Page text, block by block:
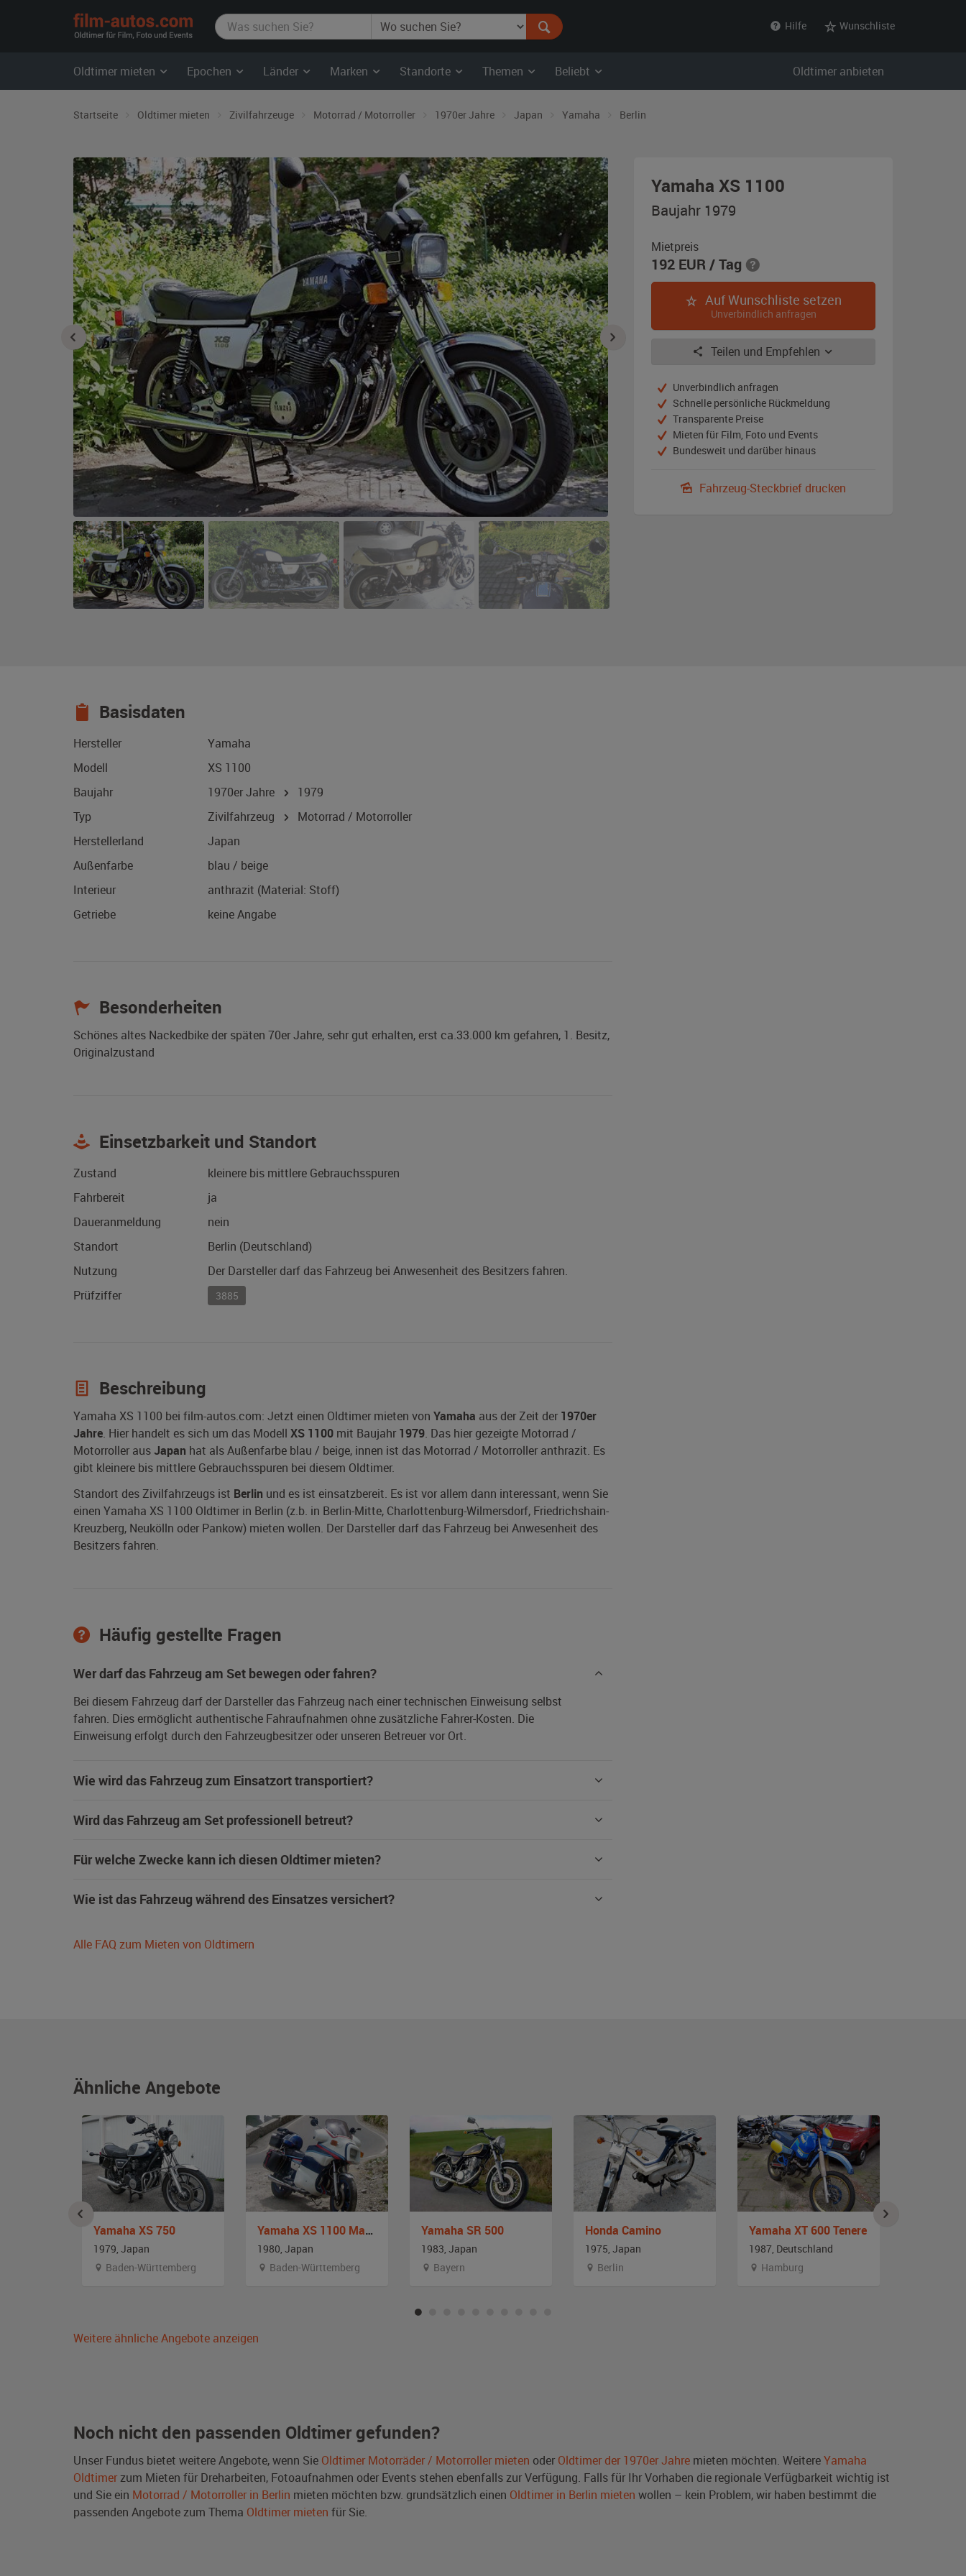
film-
autos.com
Hilfe Wunschliste
Oldtimer mieten Epochen Länder Marken Standorte Themen Beliebt Oldtimer anbieten
Startseite Oldtimer mieten Zivilfahrzeuge Motorrad / Motorroller 1970er Jahre Japan Yamaha Berlin
Yamaha XS 1100
beige
Baujahr 1979
Mietpreis
192 EUR/ Tag
Auf Wunschliste setzen
Unverbindlich anfragen
Teilen und Empfehlen
Unverbindlich anfragen
Schnelle persönliche Rückmeldung
Transparente Preise
Mieten für Film, Foto und Events
Bundesweit und darüber hinaus
Fahrzeug-Steckbrief drucken
Basisdaten
Hersteller
Yamaha
Modell
XS 1100
Baujahr
1970er Jahre
1979
Typ
Zivilfahrzeug
Motorrad / Motorroller
Herstellerland
Japan
Außenfarbe
blau / beige
Interieur
anthrazit (Material: Stoff)
Getriebe
keine Angabe
Besonderheiten
Schönes altes Nackedbike der späten 70er Jahre, sehr gut erhalten, erst ca.33.000 km gefahren, 1. Besitz,
Originalzustand
Einsetzbarkeit und Standort
Zustand
kleinere bis mittlere Gebrauchsspuren
Fahrbereit
ja
Daueranmeldung
nein
Standort
Berlin (Deutschland)
Nutzung
Der Darsteller darf das Fahrzeug bei Anwesenheit des Besitzers fahren.
Prüfziffer
3885
Beschreibung
Yamaha XS 1100 bei film-autos.com: Jetzt einen Oldtimer mieten von Yamaha aus der Zeit der 1970er
Jahre. Hier handelt es sich um das Modell XS 1100 mit Baujahr 1979. Das hier gezeigte Motorrad /
Motorroller ausJapan hat als Außenfarbe blau / beige, innen ist das Motorrad / Motorroller anthrazit. Es
gibt kleinere bis mittlere Gebrauchsspuren bei diesem Oldtimer.
Standort des Zivilfahrzeugs ist Berlin und es ist einsatzbereit. Es ist vor allem dann interessant, wenn Sie
einen Yamaha XS 1100 Oldtimer in Berlin (z.b. in Berlin-Mitte, Charlottenburg-Wilmersdorf, Friedrichshain-
Kreuzberg, Neukölln oder Pankow) mieten wollen. Der Darsteller darf das Fahrzeug bei Anwesenheit des
Besitzers fahren.
Häufig gestellte Fragen
Wer darf das Fahrzeug am Set bewegen oder fahren?
Bei diesem Fahrzeug darf der Darsteller das Fahrzeug nach einer technischen Einweisung selbst
fahren. Dies ermöglicht authentische Fahraufnahmen ohne zusätzliche Fahrer-Kosten. Die
Einweisung erfolgt durch den Fahrzeugbesitzer oder unseren Betreuer vor Ort.
Wie wird das Fahrzeug zum Einsatzort transportiert?
Wird das Fahrzeug am Set professionell betreut?
Für welche Zwecke kann ich diesen Oldtimer mieten?
Wie ist das Fahrzeug während des Einsatzes versichert?
Alle FAQ zum Mieten von Oldtimern
Ähnliche Angebote
Yamaha XS 750
1979, Japan
Baden-Württemberg
Yamaha XS 1100 Martini
1980, Japan
Baden-Württemberg
Yamaha SR 500
1983, Japan
Bayern
Honda Camino
1975, Japan
Berlin
Yamaha XT 600 Tenere
1987, Deutschland
Hamburg
Weitere ähnliche Angebote anzeigen
Noch nicht den passenden Oldtimer gefunden?
Unser Fundus bietet weitere Angebote, wenn Sie Oldtimer Motorräder / Motorroller mieten oder Oldtimer der 1970er Jahre mieten möchten. WeitereYamaha
Oldtimer zum Mieten für Dreharbeiten, Fotoaufnahmen oder Events stehen ebenfalls zur Verfügung. Falls für Ihr Vorhaben die regionale Verfügbarkeit wichtig ist
und Sie ein Motorrad / Motorroller in Berlin mieten möchten bzw. grundsätzlich einen Oldtimer in Berlin mieten wollen – kein Problem, wir haben bestimmt die
passenden Angebote zum Thema Oldtimer mieten für Sie.